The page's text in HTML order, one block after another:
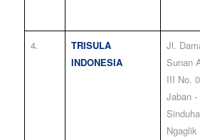
4.
TRISULA
INDONESIA
Jl.
Sunan
III No.
Jaban -
Ngaglik